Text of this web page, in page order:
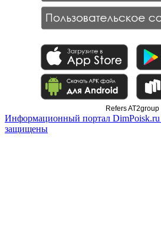
Refers AT2group
Информационный портал DimPoisk.ru
защищены